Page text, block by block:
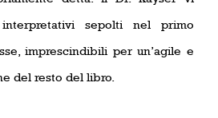
sepolti nel primo
sse, imprescindibili per un’agile e
del resto del libro.